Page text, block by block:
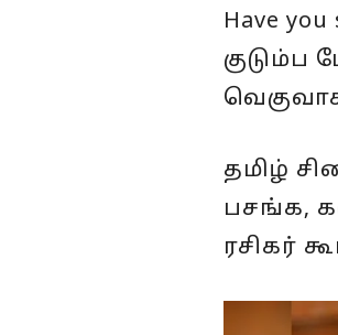
Have
தமிழ்
பசங்க,
ரசிகர்